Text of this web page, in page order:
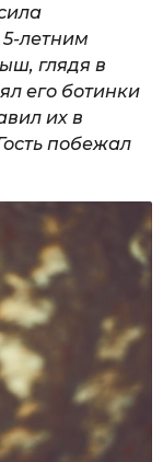
летним
глядя в
его ботинки
их в
побежал